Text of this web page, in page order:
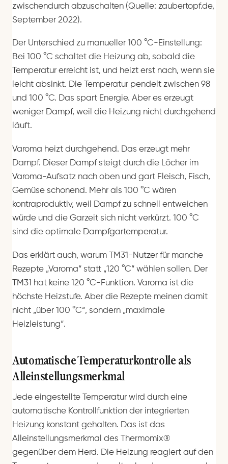
zwischendurch abzuschalten (Quelle: zaubertopf.de,
September 2022).
Der Unterschied zu manueller 100 °C-Einstellung:
Bei 100 °C schaltet die Heizung ab, sobald die
Temperatur erreicht ist, und heizt erst nach, wenn sie
leicht absinkt. Die Temperatur pendelt zwischen 98
und 100 °C. Das spart Energie. Aber es erzeugt
weniger Dampf, weil die Heizung nicht durchgehend
läuft.
Varoma heizt durchgehend. Das erzeugt mehr
Dampf. Dieser Dampf steigt durch die Löcher im
Varoma-Aufsatz nach oben und gart Fleisch, Fisch,
Gemüse schonend. Mehr als 100 °C wären
kontraproduktiv, weil Dampf zu schnell entweichen
würde und die Garzeit sich nicht verkürzt. 100 °C
sind die optimale Dampfgartemperatur.
Das erklärt auch, warum TM31-Nutzer für manche
Rezepte „Varoma“ statt „120 °C“ wählen sollen. Der
TM31 hat keine 120 °C-Funktion. Varoma ist die
höchste Heizstufe. Aber die Rezepte meinen damit
nicht „über 100 °C“, sondern „maximale
Heizleistung“.
Automatische Temperaturkontrolle als
Alleinstellungsmerkmal
Jede eingestellte Temperatur wird durch eine
automatische Kontrollfunktion der integrierten
Heizung konstant gehalten. Das ist das
Alleinstellungsmerkmal des Thermomix®
gegenüber dem Herd. Die Heizung reagiert auf den